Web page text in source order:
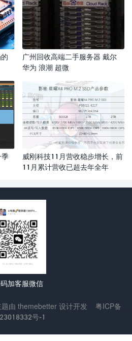
广州回收高端二手服务器 戴尔
华为 浪潮 超微
季
威刚科技11月营收稳步增长，前
11月累计营收已超去年全年
加客服微信
由 themebetter设计开发
粤ICP备
号-1